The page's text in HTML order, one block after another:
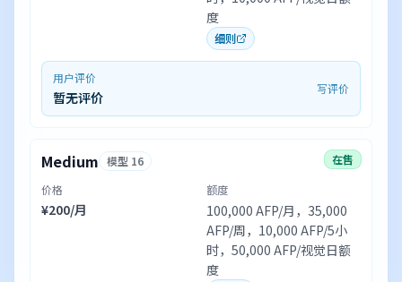
度
细则
用户评价
暂无评价
写评价
Medium 模型 16
在售
价格
¥200/月
额度
100,000 AFP/月，35,000
AFP/周，10,000 AFP/5小
时，50,000 AFP/视觉日额
度